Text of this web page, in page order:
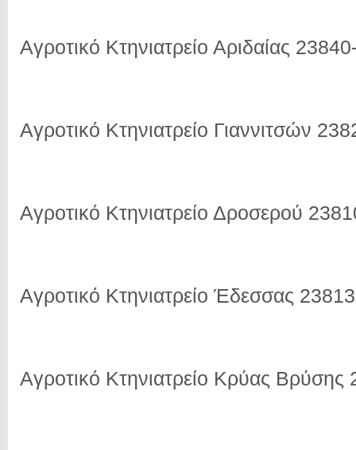
Αγροτικό Κτηνιατρείο Αριδαίας
Αγροτικό Κτηνιατρείο Γιαννιτσών
Αγροτικό Κτηνιατρείο Δροσερού
Αγροτικό Κτηνιατρείο Έδεσσας
Αγροτικό Κτηνιατρείο Κρύας